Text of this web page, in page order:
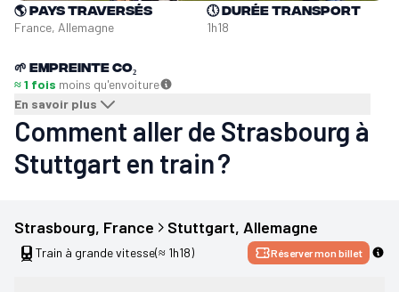
🌎Pays traversés
France, Allemagne
🕔Durée transport
1h18
🌱 Empreinte CO₂
≈ 1 fois moins qu'envoiture
En savoir plus
Comment aller de Strasbourg à
Stuttgart en train ?
Strasbourg, France Stuttgart, Allemagne
Train à grande vitesse(≈ 1h18) Réserver mon billet